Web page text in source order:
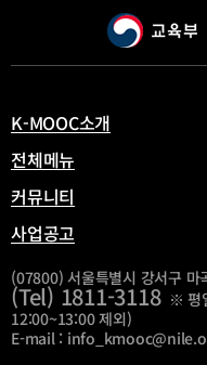
창
열
K-MOOC소개
전체메뉴
커뮤니티
사업공고
(07800) 서울특별시 강서구
(Tel) 1811-3118※ 평
12:00~13:00 제외)
E-mail :